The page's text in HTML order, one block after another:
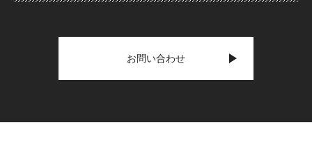
お問い合わせ